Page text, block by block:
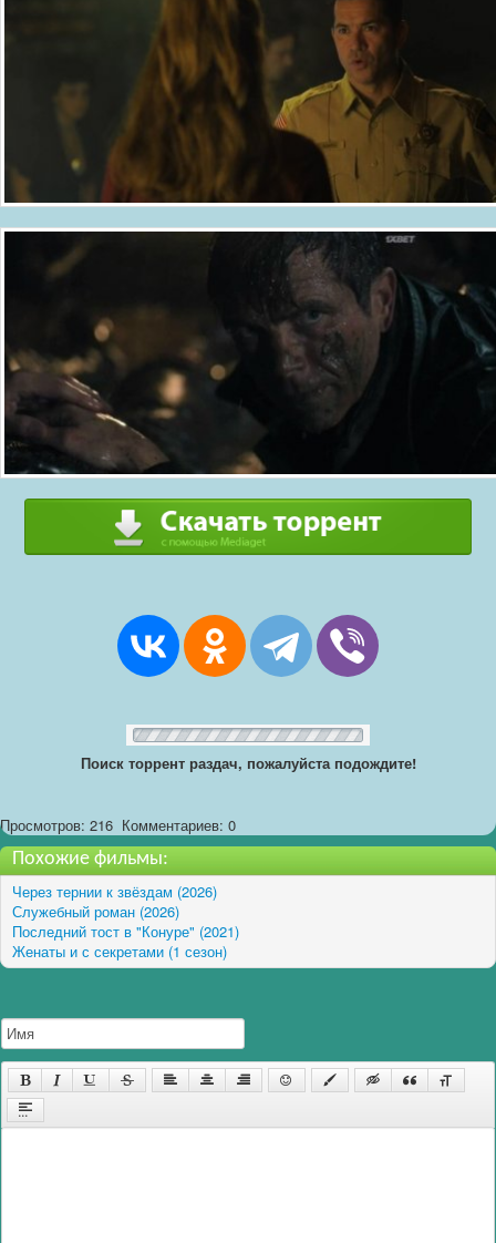
Поиск торрент раздач, пожалуйста подождите!
Просмотров: 216 Комментариев: 0
Похожие фильмы:
Через тернии к звёздам (2026)
Служебный роман (2026)
Последний тост в "Конуре" (2021)
Женаты и с секретами (1 сезон)